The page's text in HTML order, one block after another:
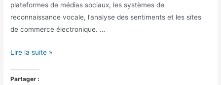
plateformes de médias sociaux, les systèmes de
reconnaissance vocale, l’analyse des sentiments et les sites
de commerce électronique. …
Lire la suite »
Partager :